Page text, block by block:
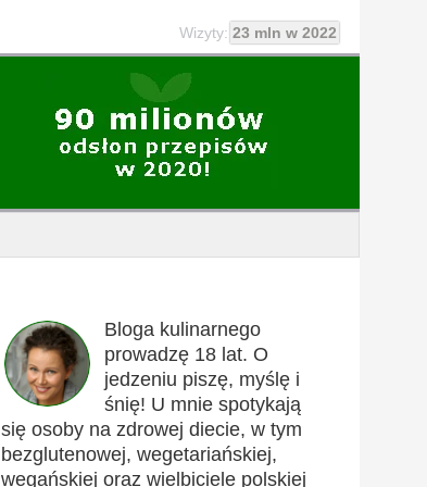
Wizyty: 23 mln w 2022
Bloga kulinarnego
prowadzę 18 lat. O
jedzeniu piszę, myślę i
śnię! U mnie spotykają
się osoby na zdrowej diecie, w tym
bezglutenowej, wegetariańskiej,
wegańskiej oraz wielbiciele polskiej